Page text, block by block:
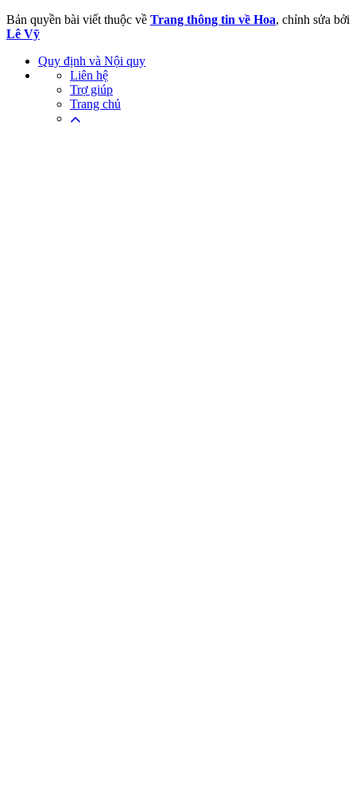
Bản quyền bài viết thuộc về Trang thông tin về Hoa, chỉnh sửa bởi
Lê Vỹ
Quy định và Nội quy
Liên hệ
Trợ giúp
Trang chủ